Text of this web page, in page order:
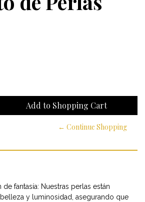
← Continue Shopping
fantasía: Nuestras perlas están
y luminosidad, asegurando que